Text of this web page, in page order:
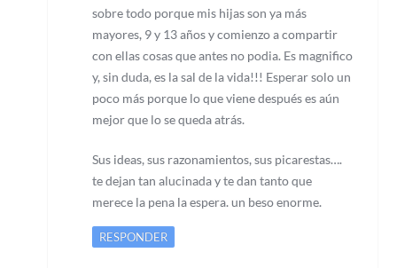
sobre todo porque mis hijas son ya más
mayores, 9 y 13 años y comienzo a compartir
con ellas cosas que antes no podia. Es magnifico
y, sin duda, es la sal de la vida!!! Esperar solo un
poco más porque lo que viene después es aún
mejor que lo se queda atrás.
Sus ideas, sus razonamientos, sus picarestas….
te dejan tan alucinada y te dan tanto que
merece la pena la espera. un beso enorme.
RESPONDER